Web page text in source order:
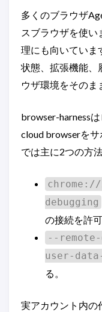
多くのブラウザ
スブラウザを使
理にも向いていま
状態、拡張機能、
ウザ環境をそのま
browser-harness
cloud browserを
では主に2つの方
debugging
の接続を許可
--
user-
る。
実アカウント内の